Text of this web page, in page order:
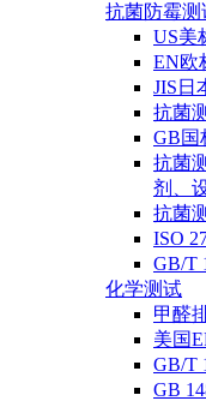
抗菌防霉测
US美
EN欧
JIS日
抗菌
GB国
抗菌
剂、
抗菌
ISO
GB/T
化学测试
甲醛
美国
GB/T
GB